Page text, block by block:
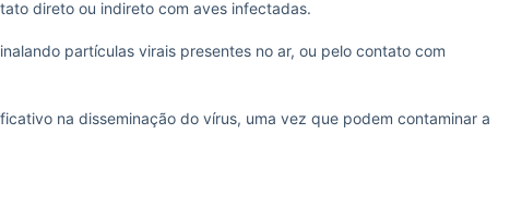
direto ou indireto com aves infectadas.
partículas virais presentes no ar, ou pelo contato com
na disseminação do vírus, uma vez que podem contaminar a